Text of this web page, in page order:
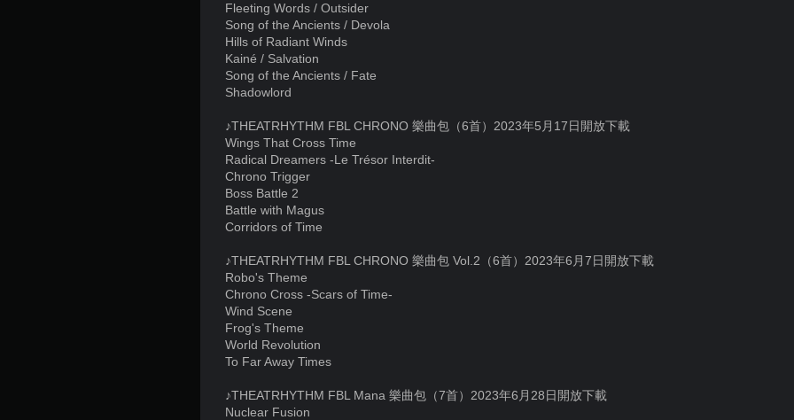
Fleeting Words / Outsider
Song of the Ancients / Devola
Hills of Radiant Winds
Kainé / Salvation
Song of the Ancients / Fate
Shadowlord
♪THEATRHYTHM FBL CHRONO 樂曲包（6首）2023年5月17日開放下載
Wings That Cross Time
Radical Dreamers -Le Trésor Interdit-
Chrono Trigger
Boss Battle 2
Battle with Magus
Corridors of Time
♪THEATRHYTHM FBL CHRONO 樂曲包 Vol.2（6首）2023年6月7日開放下載
Robo's Theme
Chrono Cross -Scars of Time-
Wind Scene
Frog's Theme
World Revolution
To Far Away Times
♪THEATRHYTHM FBL Mana 樂曲包（7首）2023年6月28日開放下載
Nuclear Fusion